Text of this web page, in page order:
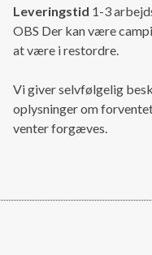
Leveringstid 1-3
OBS Der kan være
at være i restordre.
Vi giver selvfølgelig
oplysninger om
venter forgæves.